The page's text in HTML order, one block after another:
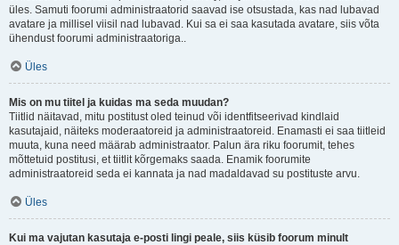
üles. Samuti foorumi administraatorid saavad ise otsustada, kas nad lubavad
avatare ja millisel viisil nad lubavad. Kui sa ei saa kasutada avatare, siis võta
ühendust foorumi administraatoriga..
Üles
Mis on mu tiitel ja kuidas ma seda muudan?
Tiitlid näitavad, mitu postitust oled teinud või identfitseerivad kindlaid
kasutajaid, näiteks moderaatoreid ja administraatoreid. Enamasti ei saa tiitleid
muuta, kuna need määrab administraator. Palun ära riku foorumit, tehes
mõttetuid postitusi, et tiitlit kõrgemaks saada. Enamik foorumite
administraatoreid seda ei kannata ja nad madaldavad su postituste arvu.
Üles
Kui ma vajutan kasutaja e-posti lingi peale, siis küsib foorum minult